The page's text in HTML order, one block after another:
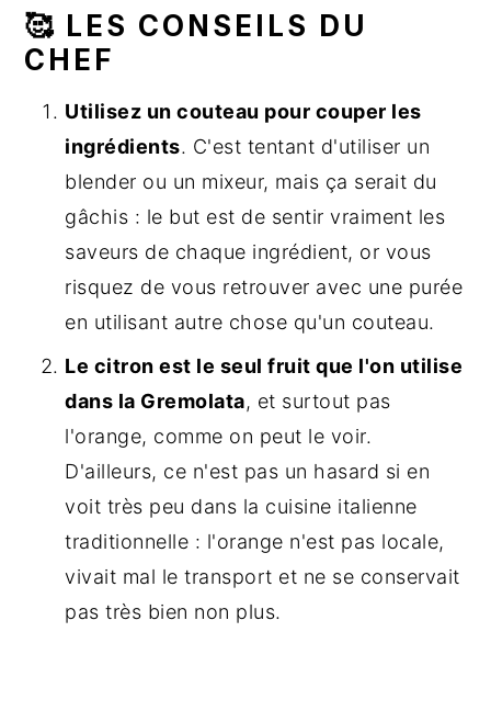
🥰 LES CONSEILS DU
CHEF
Utilisez un couteau pour couper les
ingrédients. C'est tentant d'utiliser un
blender ou un mixeur, mais ça serait du
gâchis : le but est de sentir vraiment les
saveurs de chaque ingrédient, or vous
risquez de vous retrouver avec une purée
en utilisant autre chose qu'un couteau.
Le citron est le seul fruit que l'on utilise
dans la Gremolata, et surtout pas
l'orange, comme on peut le voir.
D'ailleurs, ce n'est pas un hasard si en
voit très peu dans la cuisine italienne
traditionnelle : l'orange n'est pas locale,
vivait mal le transport et ne se conservait
pas très bien non plus.